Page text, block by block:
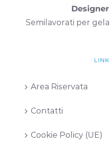
Semilavorati per
Area Riservata
Contatti
Cookie Policy (UE)